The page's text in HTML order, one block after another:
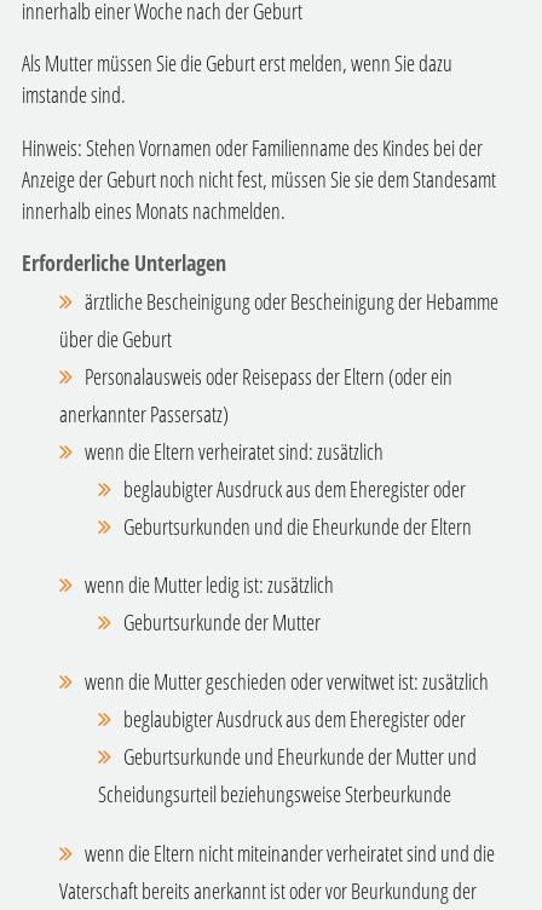
innerhalb einer Woche nach der Geburt
Als Mutter müssen Sie die Geburt erst melden, wenn Sie dazu
imstande sind.
Hinweis: Stehen Vornamen oder Familienname des Kindes bei der
Anzeige der Geburt noch nicht fest, müssen Sie sie dem Standesamt
innerhalb eines Monats nachmelden.
Erforderliche Unterlagen
ärztliche Bescheinigung oder Bescheinigung der Hebamme
über die Geburt
Personalausweis oder Reisepass der Eltern (oder ein
anerkannter Passersatz)
wenn die Eltern verheiratet sind: zusätzlich
beglaubigter Ausdruck aus dem Eheregister oder
Geburtsurkunden und die Eheurkunde der Eltern
wenn die Mutter ledig ist: zusätzlich
Geburtsurkunde der Mutter
wenn die Mutter geschieden oder verwitwet ist: zusätzlich
beglaubigter Ausdruck aus dem Eheregister oder
Geburtsurkunde und Eheurkunde der Mutter und
Scheidungsurteil beziehungsweise Sterbeurkunde
wenn die Eltern nicht miteinander verheiratet sind und die
Vaterschaft bereits anerkannt ist oder vor Beurkundung der